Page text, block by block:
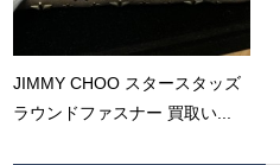
JIMMY CHOO スタースタッズ
ラウンドファスナー 買取い...